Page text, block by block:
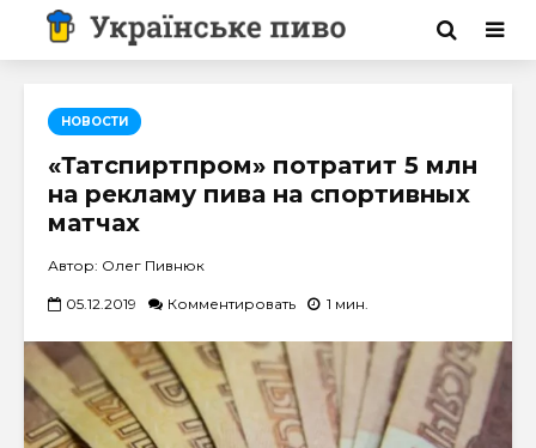
НОВОСТИ
«Татспиртпром» потратит 5 млн
на рекламу пива на спортивных
матчах
Автор: Олег Пивнюк
05.12.2019 Комментировать 1 мин.